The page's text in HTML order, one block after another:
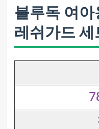
블루독 여
레쉬가드 세